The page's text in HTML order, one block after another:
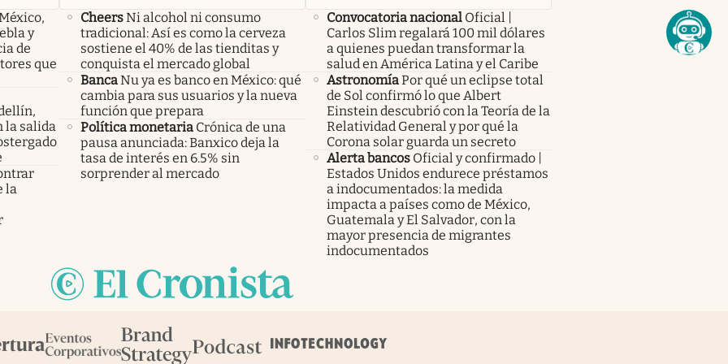
y
de
que
la salida
la
CheersNi alcohol ni consumo
tradicional: Así es como la cerveza
sostiene el 40% de las tienditas y
conquista el mercado global
BancaNu ya es banco en México: qué
cambia para sus usuarios y la nueva
función que prepara
Política monetaria Crónica de una
pausa anunciada: Banxico deja la
tasa de interés en 6.5% sin
sorprender al mercado
Convocatoria nacional Oficial |
Carlos Slim regalará 100 mil dólares
a quienes puedan transformar la
salud en América Latina y el Caribe
AstronomíaPor qué un eclipse total
de Sol confirmó lo que Albert
Einstein descubrió con la Teoría de la
Relatividad General y por qué la
Corona solar guarda un secreto
Alerta bancos Oficial y confirmado |
Estados Unidos endurece préstamos
a indocumentados: la medida
impacta a países como de México,
Guatemala y El Salvador, con la
mayor presencia de migrantes
indocumentados